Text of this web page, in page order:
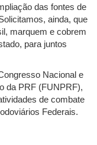
das fontes de
ainda, que
marquem e cobrem
para juntos
Nacional e
da PRF (FUNPRF),
de combate
Federais.